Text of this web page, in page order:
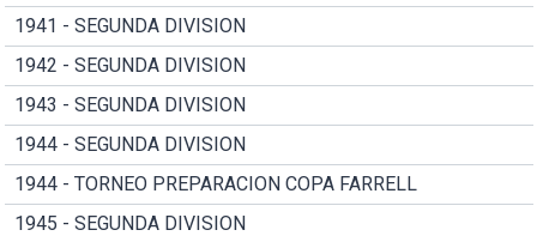
1941 - SEGUNDA DIVISION
1942 - SEGUNDA DIVISION
1943 - SEGUNDA DIVISION
1944 - SEGUNDA DIVISION
1944 - TORNEO PREPARACION COPA FARRELL
1945 - SEGUNDA DIVISION